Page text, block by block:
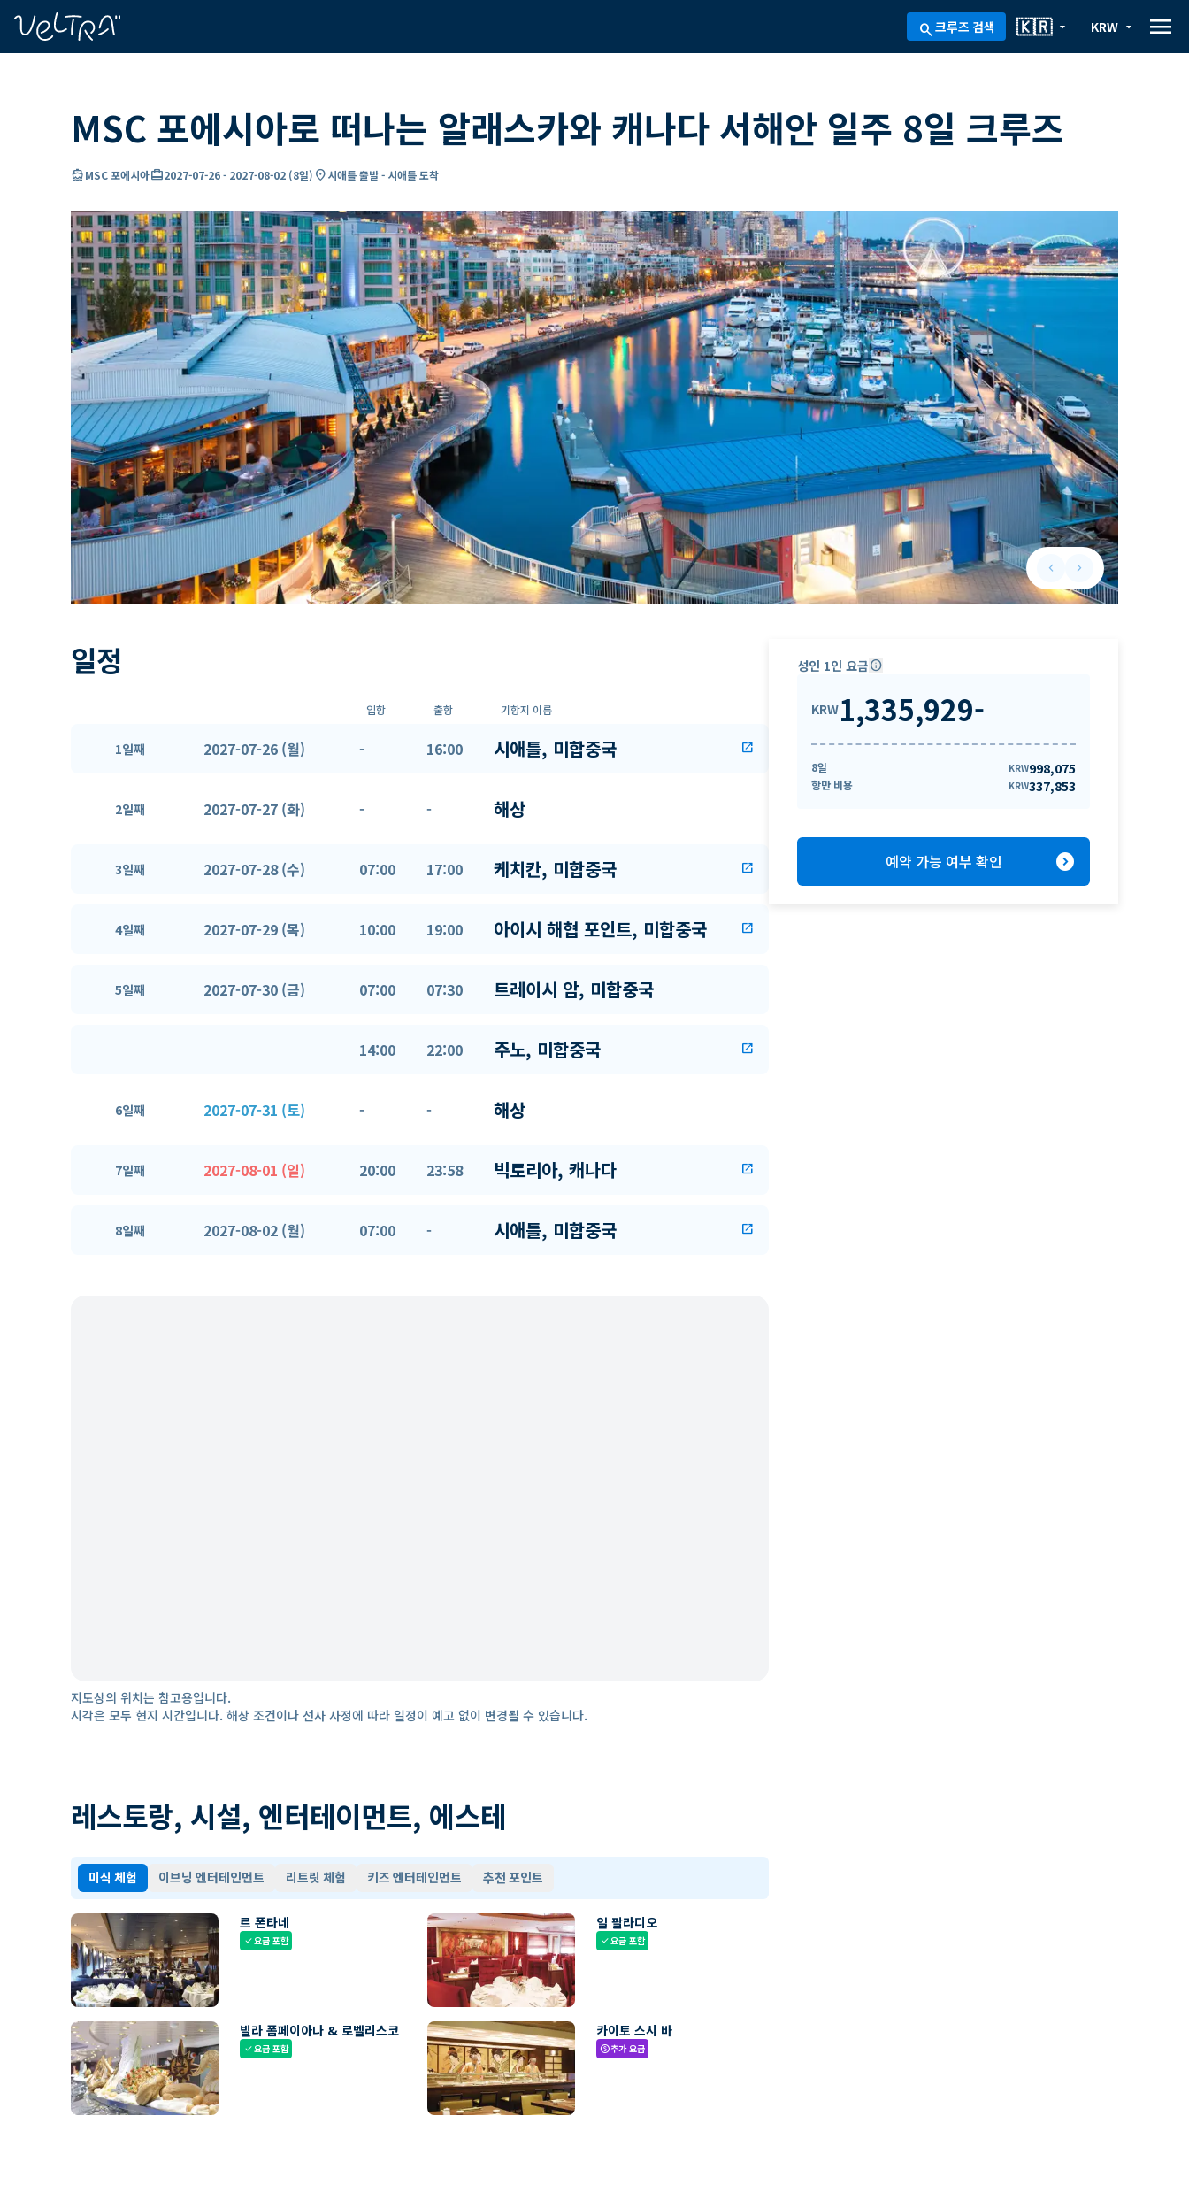
search크루즈 검색 arrow_drop_down
🇰🇷 arrow_drop_down
KRW menu
MSC 포에시아로 떠나는 알래스카와 캐나다 서해안 일주 8일 크루즈
directions_boatMSC 포에시아card_travel2027-07-26- 2027-08-02 (8일) location_on시애틀 출발 - 시애틀 도착
keyboard_arrow_leftPrevious slide
keyboard_arrow_rightNext slide
일정
입항 출항 기항지 이름
1일째 2027-07-26 (월) - 16:00 시애틀, 미합중국 open_in_new
2일째 2027-07-27 (화) - - 해상
3일째 2027-07-28 (수) 07:00 17:00 케치칸, 미합중국 open_in_new
4일째 2027-07-29 (목) 10:00 19:00 아이시 해협 포인트, 미합중국 open_in_new
5일째 2027-07-30 (금) 07:00 07:30 트레이시 암, 미합중국
14:00 22:00 주노, 미합중국 open_in_new
6일째 2027-07-31 (토) - - 해상
7일째 2027-08-01 (일) 20:00 23:58 빅토리아, 캐나다 open_in_new
8일째 2027-08-02 (월) 07:00 - 시애틀, 미합중국 open_in_new
지도상의 위치는 참고용입니다.
시각은 모두 현지 시간입니다. 해상 조건이나 선사 사정에 따라 일정이 예고 없이 변경될 수 있습니다.
레스토랑, 시설, 엔터테이먼트, 에스테
미식 체험 이브닝 엔터테인먼트 리트릿 체험 키즈 엔터테인먼트 추천 포인트
르 폰타네
check요금 포함
일 팔라디오
check요금 포함
빌라 폼페이아나 & 로벨리스코
check요금 포함
카이토 스시 바
paid추가 요금
성인 1인 요금info
KRW1,335,929-
8일 KRW998,075
항만 비용 KRW337,853
예약 가능 여부 확인 expand_circle_right